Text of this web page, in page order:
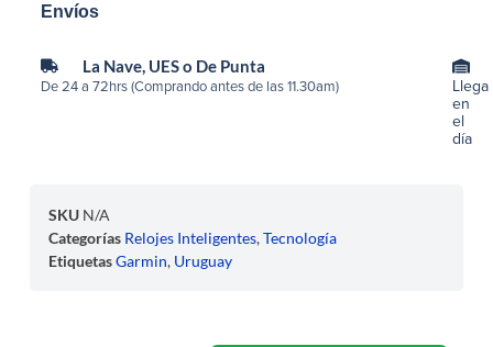
Envíos
La Nave, UES o De Punta
De 24 a 72hrs (Comprando antes de las 11.30am)
Llega
en
el
día
SKU N/A
Categorías Relojes Inteligentes,Tecnología
EtiquetasGarmin, Uruguay